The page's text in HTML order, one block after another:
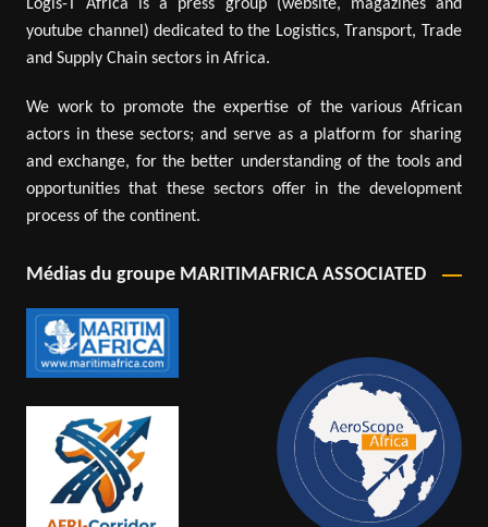
Logis-T Africa is a press group (website, magazines and
youtube channel) dedicated to the Logistics, Transport, Trade
and Supply Chain sectors in Africa.
We work to promote the expertise of the various African
actors in these sectors; and serve as a platform for sharing
and exchange, for the better understanding of the tools and
opportunities that these sectors offer in the development
process of the continent.
Médias du groupe MARITIMAFRICA ASSOCIATED